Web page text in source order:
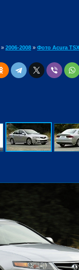
» 2006-2008 » Фото Acura TSX